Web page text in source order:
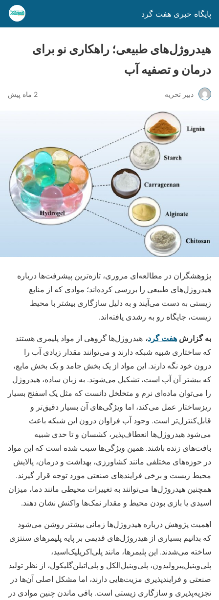
پایگاه خبری هفت گرد
هیدروژل‌های طبیعی؛ راهکاری نو برای
درمان و تصفیه آب
دبیر تحریه 2 ماه پیش
پژوهشگران در مطالعه‌ای مروری، تازه‌ترین پیشرفت‌ها درباره
هیدروژل‌های طبیعی را بررسی کرده‌اند؛ موادی که از منابع
زیستی به دست می‌آیند و به دلیل سازگاری بیشتر با محیط
زیست، جایگاه رو به رشدی یافته‌اند.
به گزارش هفت گرد، هیدروژل‌ها گروهی از مواد پلیمری هستند
که ساختاری شبیه شبکه دارند و می‌توانند مقدار زیادی آب را
درون خود نگه دارند. این مواد از یک بخش جامد و یک بخش مایع،
که بیشتر آن آب است، تشکیل می‌شوند. به زبان ساده، هیدروژل
را می‌توان ماده‌ای نرم و متخلخل دانست که مثل یک اسفنج بسیار
ریزساختار عمل می‌کند، اما ویژگی‌های آن بسیار دقیق‌تر و
قابل‌کنترل‌تر است. وجود آب فراوان درون این شبکه باعث
می‌شود هیدروژل‌ها انعطاف‌پذیر، کشسان و تا حدی شبیه
بافت‌های زنده باشند. همین ویژگی‌ها سبب شده است که این مواد
در حوزه‌های مختلفی مانند کشاورزی، بهداشت و درمان، پالایش
محیط زیست و برخی فرایندهای صنعتی مورد توجه قرار گیرند.
همچنین هیدروژل‌ها می‌توانند به تغییرات محیطی مانند دما، میزان
اسیدی یا بازی بودن محیط و مقدار نمک‌ها واکنش نشان دهند.
اهمیت پژوهش درباره هیدروژل‌ها زمانی بیشتر روشن می‌شود
که بدانیم بسیاری از هیدروژل‌های قدیمی بر پایه پلیمرهای سنتزی
ساخته می‌شدند. این پلیمرها، مانند پلی‌اکریلیک‌اسید،
پلی‌وینیل‌پیرولیدون، پلی‌وینیل‌الکل و پلی‌اتیلن‌گلیکول، از نظر تولید
صنعتی و فرایندپذیری مزیت‌هایی دارند، اما مشکل اصلی آن‌ها در
تجزیه‌پذیری و سازگاری زیستی است. باقی ماندن چنین موادی در